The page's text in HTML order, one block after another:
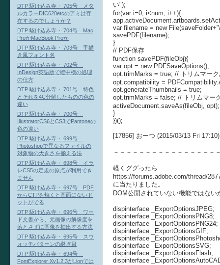
い");
for(var i=0; i<num; i++){
var filename = new
savePDF(filename);
}
// PDF保存
function savePDF(fileObj){
var opt = new PDFSaveOptions();
opt.trimMarks = true; // トリムマー
opt.compatibility =
opt.generateThumbnails = true;
opt.trimMarks = false; // トリムマー
activeDocument.saveAs(fileObj, opt);
}
})();
[17856] おーつ (2015/03/13 Fri 17:10)
－－－－－－－－－－－－－－－－
軽くググったら
https://forums.adobe.com/thread/
に当たりました。
DOM公開されていない機能ではない
dispinterface _ExportOptionsJPEG;
dispinterface _ExportOptionsPNG8;
dispinterface _ExportOptionsPNG24;
dispinterface _ExportOptionsGIF;
dispinterface
dispinterface _ExportOptionsSVG;
dispinterface _ExportOptionsFlash;
dispinterface
DTP 駆け込み寺・ 705号 メタ
ルカラーDIC620etcのアミは存
在するのでしょうか？
DTP 駆け込み寺・ 704号 Mac
ProかMacBook Proか
DTP 駆け込み寺・ 703号 手描
き風フォント名
DTP 駆け込み寺・ 702号
InDesign英語版で縦中横の処理
の仕方
DTP 駆け込み寺・ 701号 特色
とそれを4C分解したものの色の
違い
DTP 駆け込み寺・ 700号
IllustratorCS6とCS3でPantoneの
色の違い
DTP 駆け込み寺・ 699号
Photoshopで異なるファイルの
対象物の大きさを揃える法
DTP 駆け込み寺・ 698号 イラ
レCS5の定規の原点が利用でき
ません
DTP 駆け込み寺・ 697号 PDF
からCTPを焼くと画面にないド
ットがでる
DTP 駆け込み寺・ 696号 ワー
ド文書から、元画像の解像度を
落とさずに画像を抽出する方法
DTP 駆け込み寺・ 695号 スウ
ォッチパターンの継ぎ目
DTP 駆け込み寺・ 694号
FontExplorer Xv1.2.3がLionでは